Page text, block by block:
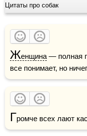
Цитаты про собак
Женщина — полная
все понимает, но
Громче всех лают